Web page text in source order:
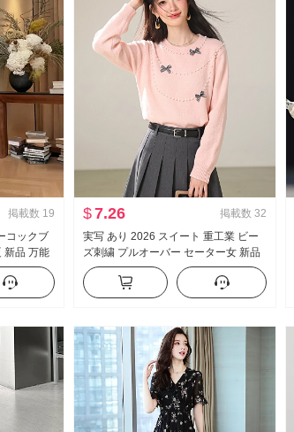
掲載数 19
コックブ
新品 万能
ンツ ト
$7.26 掲載数 32
実写 あり 2026 スイート 重工業 ビー
ズ刺繍 プルオーバー セーター女 新品
温度 ソフト もちもち リボン ニット